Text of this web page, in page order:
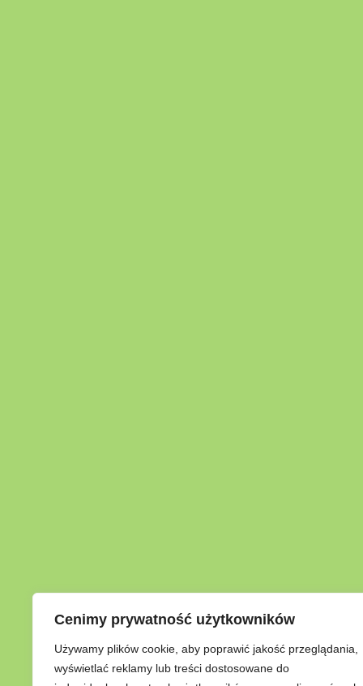
Cenimy prywatność użytkowników
Używamy plików cookie, aby poprawić jakość przeglądania,
wyświetlać reklamy lub treści dostosowane do